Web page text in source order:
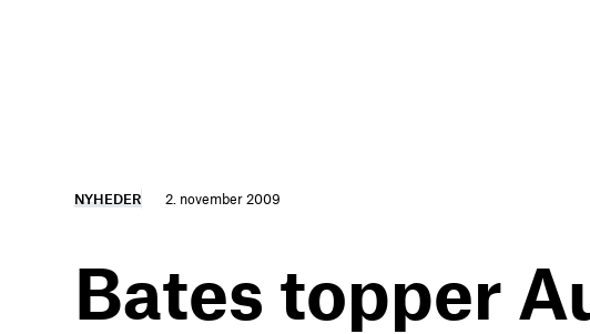
NYHEDER 2. november 2009
Bates topper